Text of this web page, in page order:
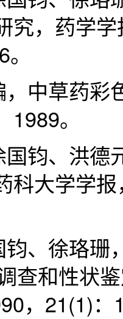
究，药学
中草药彩
。
钧、洪德
科大学学
、徐珞珊
查和性状
，21(1)：